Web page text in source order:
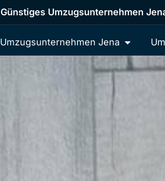
Günstiges Umzugsunternehmen
Umzugsunternehmen Jena